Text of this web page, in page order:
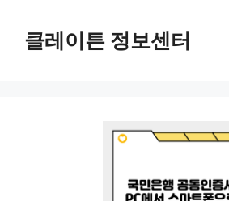
클레이튼 정보센터